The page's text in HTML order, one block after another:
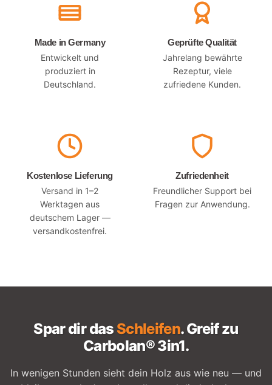
Made in Germany
Entwickelt und
produziert in
Deutschland.
Geprüfte Qualität
Jahrelang bewährte
Rezeptur, viele
zufriedene Kunden.
Kostenlose Lieferung
Versand in 1–2
Werktagen aus
deutschem Lager —
versandkostenfrei.
Zufriedenheit
Freundlicher Support bei
Fragen zur Anwendung.
Spar dir das Schleifen. Greif zu
Carbolan® 3in1.
In wenigen Stunden sieht dein Holz aus wie neu — und